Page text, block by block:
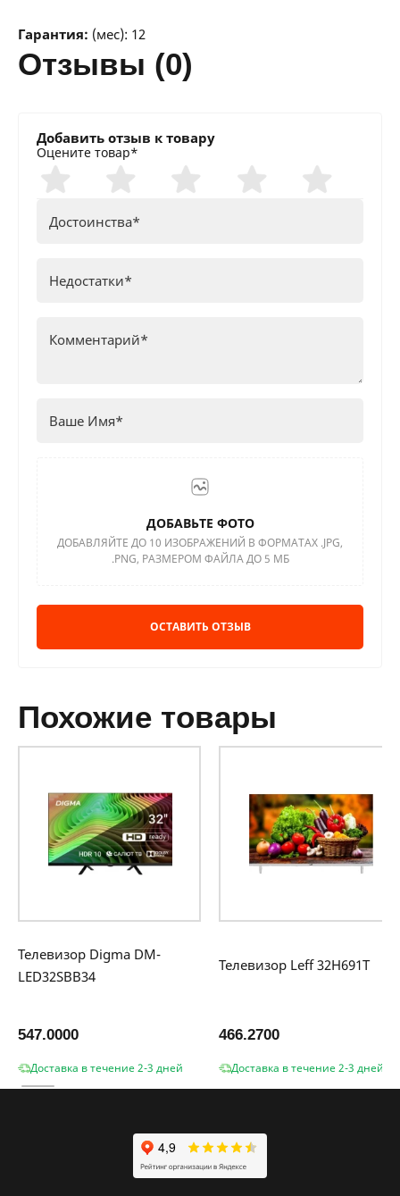
Гарантия: (мес): 12
отзывы (0)
Добавить отзыв к товару
Оцените товар*
ДОБАВЬТЕ ФОТО
ДОБАВЛЯЙТЕ ДО 10 ИЗОБРАЖЕНИЙ В ФОРМАТАХ .JPG,
.PNG, РАЗМЕРОМ ФАЙЛА ДО 5 МБ
ОСТАВИТЬ ОТЗЫВ
похожие товары
Телевизор Digma DM-
LED32SBB34
547.0000
Доставка в течение 2-3 дней
Телевизор Leff 32H691T
466.2700
Доставка в течение 2-3 дней